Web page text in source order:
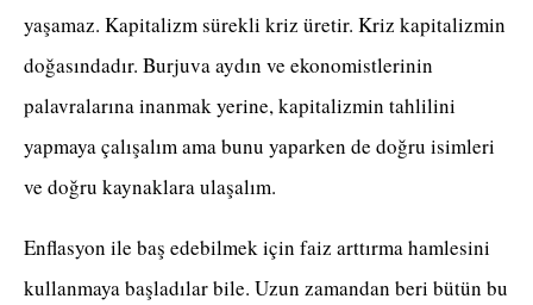
yaşamaz. Kapitalizm sürekli kriz üretir. Kriz kapitalizmin
doğasındadır. Burjuva aydın ve ekonomistlerinin
palavralarına inanmak yerine, kapitalizmin tahlilini
yapmaya çalışalım ama bunu yaparken de doğru isimleri
ve doğru kaynaklara ulaşalım.
Enflasyon ile baş edebilmek için faiz arttırma hamlesini
kullanmaya başladılar bile. Uzun zamandan beri bütün bu